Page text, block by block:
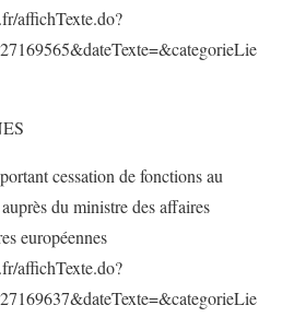
affichTexte.do?
cessation de fonctions au
du ministre des affaires
européennes
affichTexte.do?